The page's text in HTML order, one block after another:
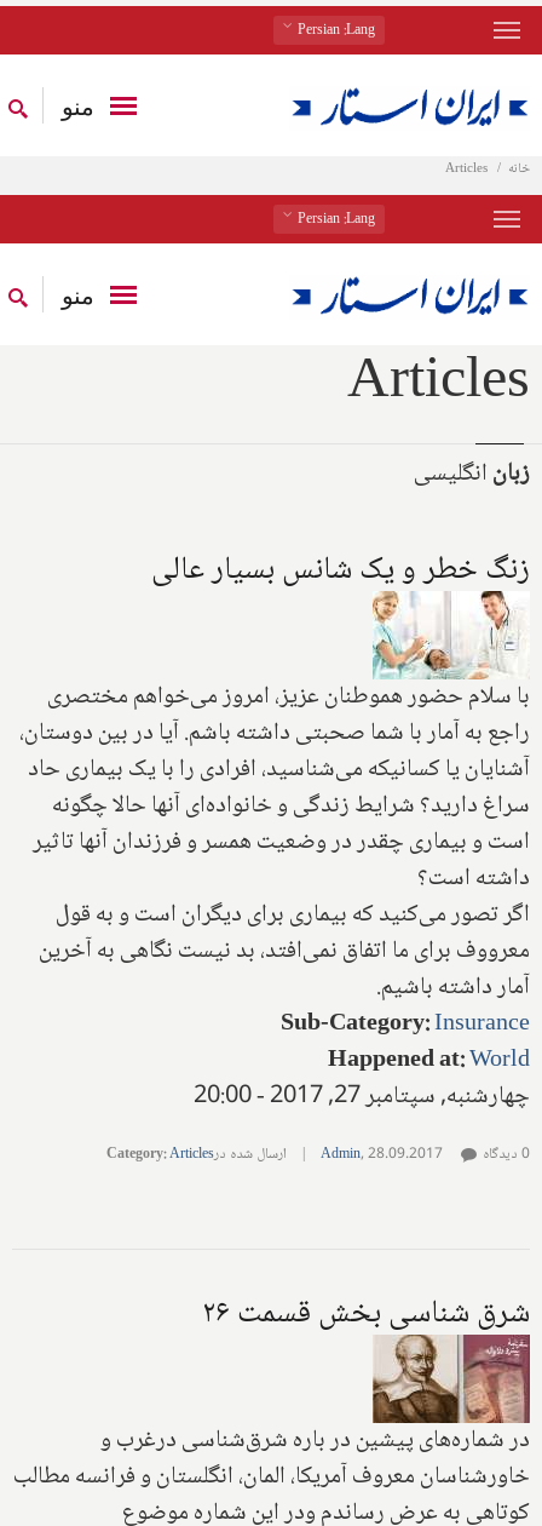
Lang
: Persian
منو
خانه Articles
Lang
: Persian
منو
Articles
زبانانگلیسی
زنگ خطر و یک شانس بسیار عالی
با سلام حضور هموطنان عزیز، امروز می‌خواهم مختصری
راجع به آمار با شما صحبتی داشته باشم. آیا در بین دوستان،
آشنایان یا کسانیکه می‌شناسید، افرادی را با یک بیماری حاد
سراغ دارید؟ شرایط زندگی و خانواده‌ای آنها حالا چگونه
است و بیماری چقدر در وضعیت همسر و فرزندان آنها تاثیر
داشته است؟
اگر تصور می‌کنید که بیماری برای دیگران است و به قول
معرووف برای ما اتفاق نمی‌افتد، بد نیست نگاهی به آخرین
آمار داشته باشیم.
Sub-Category:Insurance
Happened at:World
چهارشنبه, سپتامبر 27, 2017 - 20:00
Admin,28.09.2017
| ارسال شده در Category:Articles 0 دیدگاه
شرق شناسی بخش قسمت ۲۶
در شماره‌های پیشین در باره شرق‌شناسی درغرب و
خاورشناسان معروف آمریکا، المان، انگلستان و فرانسه مطالب
کوتاهی به عرض رساندم ودر این شماره موضوع